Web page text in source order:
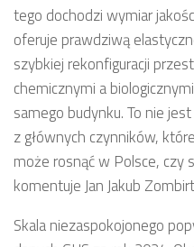
tego dochodzi wymiar
oferuje prawdziwą
szybkiej rekonfiguracji
chemicznymi a
samego budynku. To nie
z głównych czynników,
może rosnąć w Polsce, czy
komentuje Jan Jakub
Skala niezaspokojonego